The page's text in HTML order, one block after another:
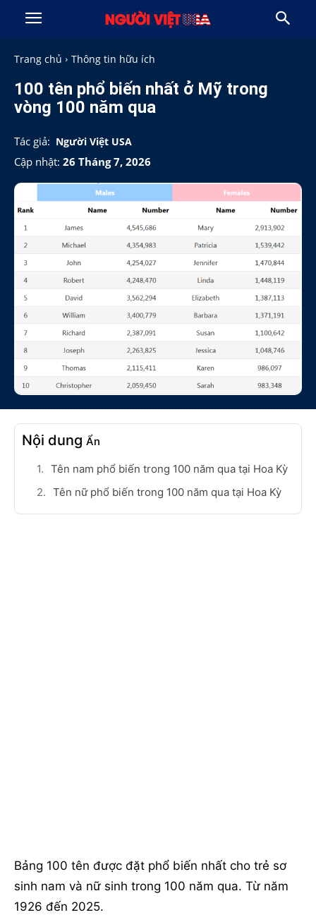
Trang chủ Thông tin hữu ích
100 tên phổ biến nhất ở Mỹ trong
vòng 100 năm qua
Tác giả: Người Việt USA
Cập nhật: 26 Tháng 7, 2026
Nội dung Ẩn
Tên nam phổ biến trong 100 năm qua tại Hoa Kỳ
Tên nữ phổ biến trong 100 năm qua tại Hoa Kỳ
Bảng 100 tên được đặt phổ biến nhất cho trẻ sơ
sinh nam và nữ sinh trong 100 năm qua. Từ năm
1926 đến 2025.